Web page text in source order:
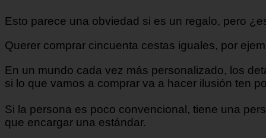
Esto parece una obviedad si es un regalo, pero
Querer comprar cincuenta cestas iguales, por
En un mundo cada vez más personalizado, los
si lo que vamos a comprar va a hacer ilusión ten
Si la persona es poco convencional, tiene una
que encargar una estándar.